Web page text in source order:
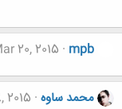
mpb
20, 2015
محمد ساوه 2015